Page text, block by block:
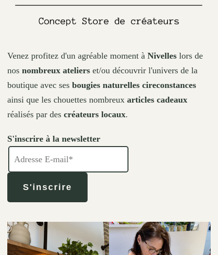
page
Venez profitez d'un agréable moment à Nivelles lors de
nos nombreux ateliers et/ou découvrir l'univers de la
boutique avec ses bougies naturelles cireconstances
ainsi que les chouettes nombreux articles cadeaux
réalisés par des créateurs locaux.
S'inscrire à la newsletter